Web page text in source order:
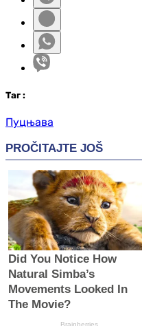
Таг :
Пуцњава